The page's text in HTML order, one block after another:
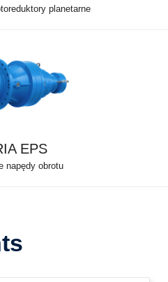
planetarne
EPS
napędy obrotu